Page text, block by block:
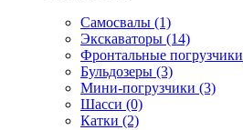
Самосвалы (1)
Экскаваторы (14)
Фронтальные погрузчики
Бульдозеры (3)
Мини-погрузчики (3)
Шасси (0)
Катки (2)